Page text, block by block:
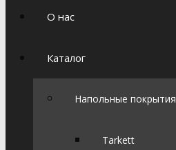
О нас
Каталог
Напольные покрытия
Tarkett